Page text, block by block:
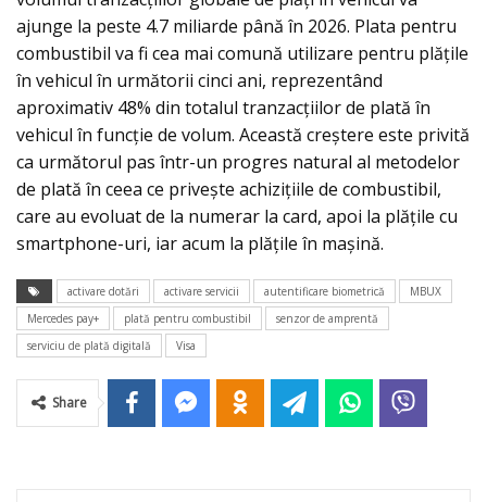
ajunge la peste 4.7 miliarde până în 2026. Plata pentru
combustibil va fi cea mai comună utilizare pentru plățile
în vehicul în următorii cinci ani, reprezentând
aproximativ 48% din totalul tranzacțiilor de plată în
vehicul în funcție de volum. Această creștere este privită
ca următorul pas într-un progres natural al metodelor
de plată în ceea ce privește achizițiile de combustibil,
care au evoluat de la numerar la card, apoi la plățile cu
smartphone-uri, iar acum la plățile în mașină.
activare dotări activare servicii autentificare biometrică
MBUX
Mercedes pay+
plată pentru combustibil
senzor de amprentă
serviciu de plată digitală
Visa
Share